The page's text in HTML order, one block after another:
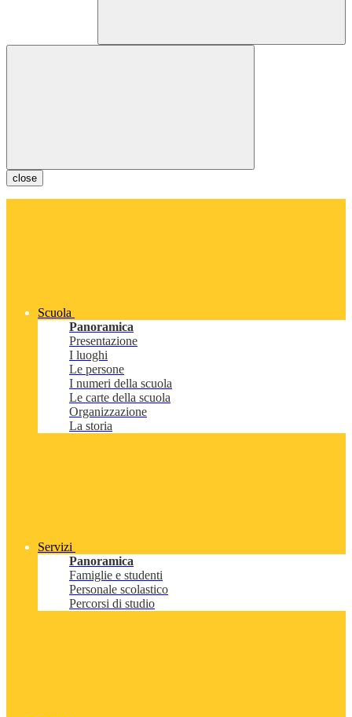
close
Scuola
Panoramica
Presentazione
I luoghi
Le persone
I numeri della scuola
Le carte della scuola
Organizzazione
La storia
Servizi
Panoramica
Famiglie e studenti
Personale scolastico
Percorsi di studio